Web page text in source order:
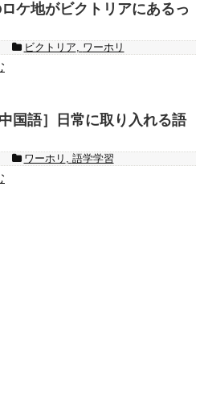
ケ地がビクトリアにあるっ
ビクトリア, ワーホリ
中国語］日常に取り入れる語
ワーホリ , 語学学習